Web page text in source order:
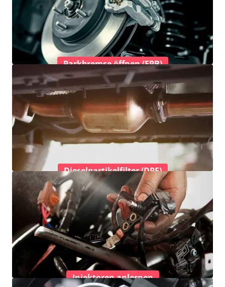
Parkbremse öffnen (EPB)
Dieselpartikelfilter (DPF)
Injektoren anlernen